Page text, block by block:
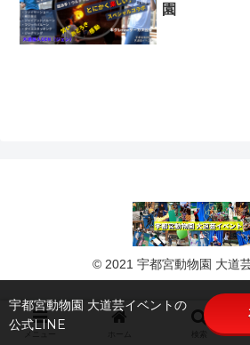
園
© 2021 宇都宮動物園 大道
宇都宮動物園 大道芸イベントの
公式LINE